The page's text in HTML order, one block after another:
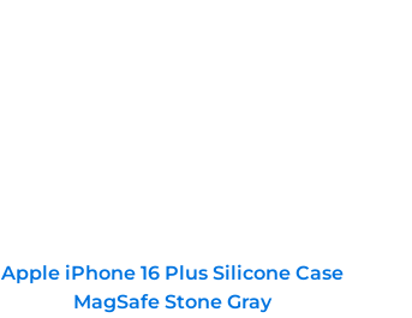
Apple iPhone 16 Plus Silicone Case
MagSafe Stone Gray